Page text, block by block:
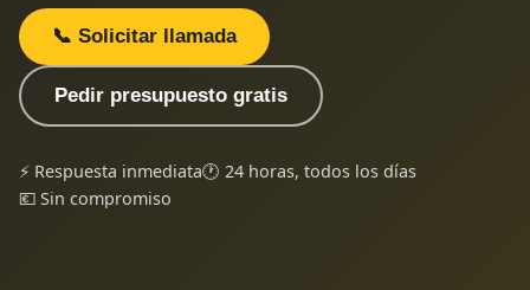
📞 Solicitar llamada
Pedir presupuesto gratis
⚡ Respuesta inmediata🕐 24 horas, todos los días
💶 Sin compromiso